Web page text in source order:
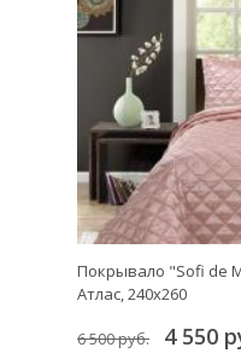
Покрывало "Sofi de
Атлас, 240х260
6 500 руб. 4 550